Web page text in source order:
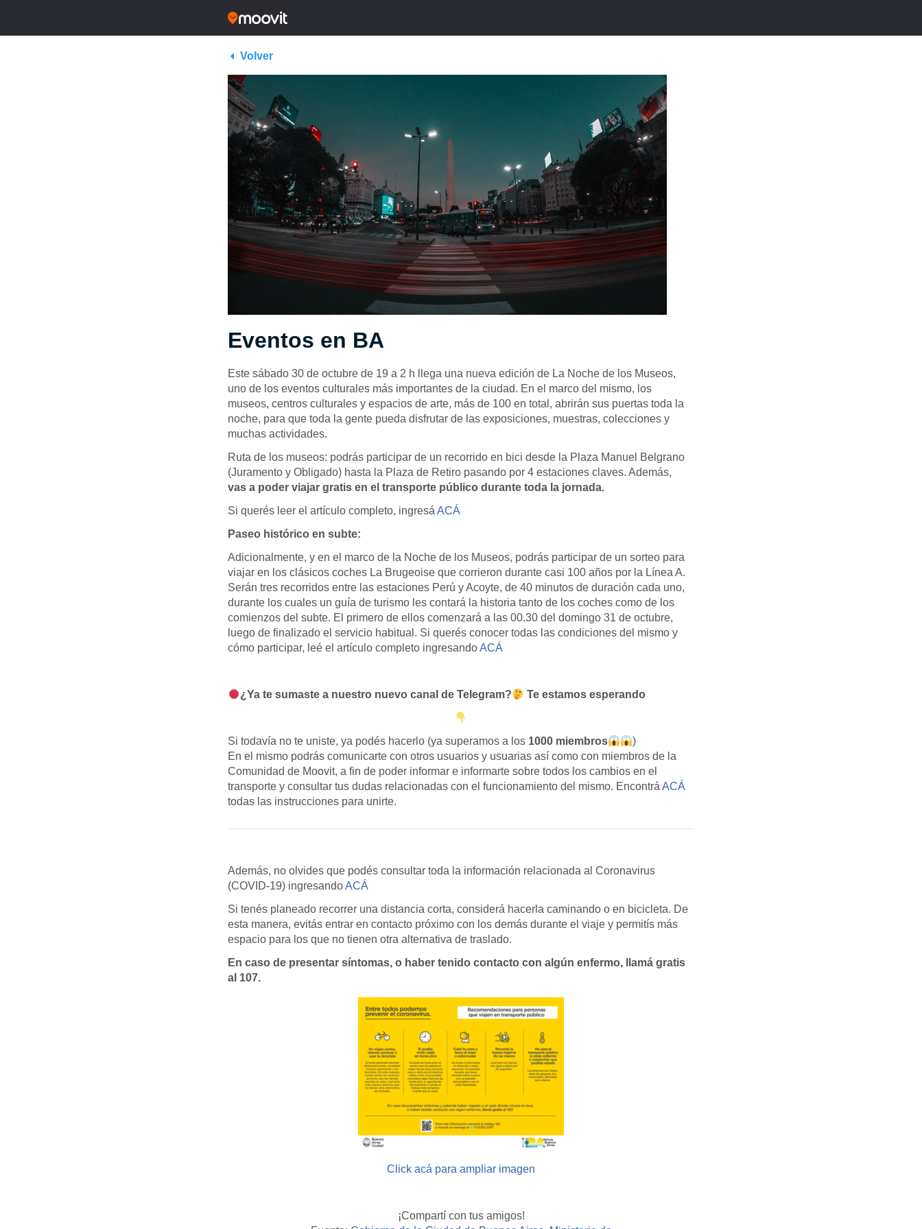
Volver
Eventos en BA
Este sábado 30 de octubre de 19 a 2 h llega una nueva edición de La Noche de los Museos,
uno de los eventos culturales más importantes de la ciudad. En el marco del mismo, los
museos, centros culturales y espacios de arte, más de 100 en total, abrirán sus puertas toda la
noche, para que toda la gente pueda disfrutar de las exposiciones, muestras, colecciones y
muchas actividades.
Ruta de los museos: podrás participar de un recorrido en bici desde la Plaza Manuel Belgrano
(Juramento y Obligado) hasta la Plaza de Retiro pasando por 4 estaciones claves. Además,
vas a poder viajar gratis en el transporte público durante toda la jornada.
Si querés leer el artículo completo, ingresá ACÁ
Paseo histórico en subte:
Adicionalmente, y en el marco de la Noche de los Museos, podrás participar de un sorteo para
viajar en los clásicos coches La Brugeoise que corrieron durante casi 100 años por la Línea A.
Serán tres recorridos entre las estaciones Perú y Acoyte, de 40 minutos de duración cada uno,
durante los cuales un guía de turismo les contará la historia tanto de los coches como de los
comienzos del subte. El primero de ellos comenzará a las 00.30 del domingo 31 de octubre,
luego de finalizado el servicio habitual. Si querés conocer todas las condiciones del mismo y
cómo participar, leé el artículo completo ingresandoACÁ
¿Ya te sumaste a nuestro nuevo canal de Telegram? Te estamos esperando
Si todavía no te uniste, ya podés hacerlo (ya superamos a los 1000 miembros
)
En el mismo podrás comunicarte con otros usuarios y usuarias así como con miembros de la
Comunidad de Moovit, a fin de poder informar e informarte sobre todos los cambios en el
transporte y consultar tus dudas relacionadas con el funcionamiento del mismo. Encontrá ACÁ
todas las instrucciones para unirte.
Además, no olvides que podés consultar toda la información relacionada al Coronavirus
(COVID-19) ingresandoACÁ
Si tenés planeado recorrer una distancia corta, considerá hacerla caminando o en bicicleta. De
esta manera, evitás entrar en contacto próximo con los demás durante el viaje y permitís más
espacio para los que no tienen otra alternativa de traslado.
En caso de presentar síntomas, o haber tenido contacto con algún enfermo, llamá gratis
al 107.
Click acá para ampliar imagen
¡Compartí con tus amigos!